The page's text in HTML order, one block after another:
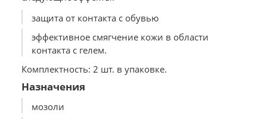
защита от контакта с обувью
эффективное смягчение кожи в области
контакта с гелем.
Комплектность: 2 шт. в упаковке.
Назначения
мозоли